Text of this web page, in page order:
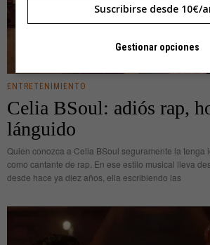
ENTRETENIMIENTO
Celia BSoul: adiós rap,
lánguido
Quien conozca a Celia BSoul seguramente la tenga
como cantante de rap. En ese estilo musical lleva
desde hace ya diez años, ella escribiendo las
Suscribirse desde 10€/
Gestionar opciones